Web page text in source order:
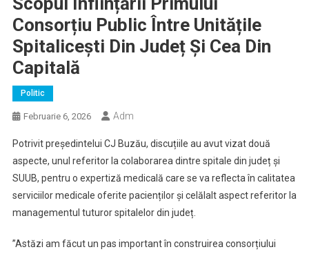
Consorțiu Public Între Unitățile
Spitalicești Din Județ Și Cea Din
Capitală
Politic
Februarie 6, 2026 Adm
Potrivit președintelui CJ Buzău, discuțiile au avut vizat două
aspecte, unul referitor la colaborarea dintre spitale din județ și
SUUB, pentru o expertiză medicală care se va reflecta în calitatea
serviciilor medicale oferite pacienților și celălalt aspect referitor la
managementul tuturor spitalelor din județ.
”Astăzi am făcut un pas important în construirea consorțiului